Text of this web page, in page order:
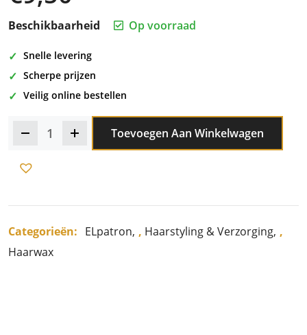
Beschikbaarheid Op voorraad
Snelle levering
Scherpe prijzen
Veilig online bestellen
Toevoegen Aan Winkelwagen
Categorieën: ELpatron , Haarstyling & Verzorging ,
Haarwax